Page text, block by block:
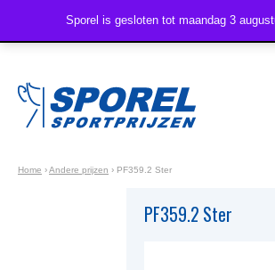
Home ›Andere prijzen › PF359.2 Ster
PF359.2 Ster
Sporel is gesloten tot maandag 3